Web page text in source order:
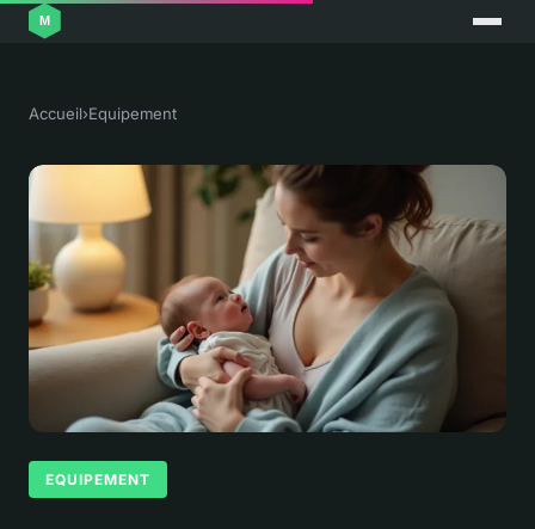
Accueil›Equipement
EQUIPEMENT